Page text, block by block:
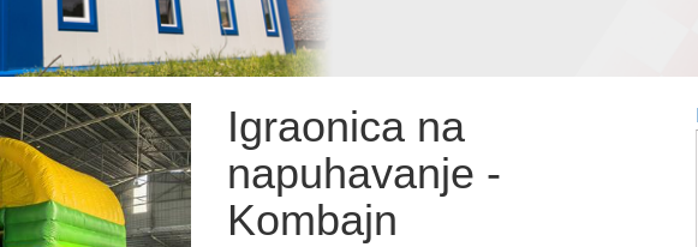
Igraonica na
napuhavanje -
Kombajn